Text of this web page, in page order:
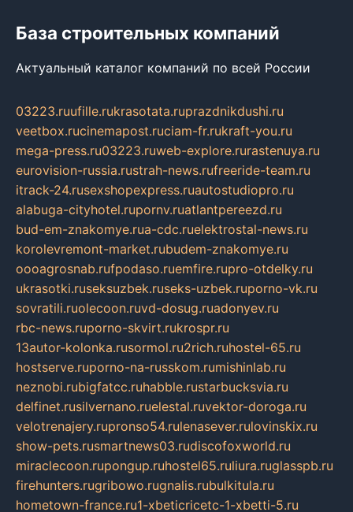
База строительных компаний
Актуальный каталог компаний по всей России
03223.ruufille.rukrasotata.ruprazdnikdushi.ru
veetbox.rucinemapost.ruciam-fr.rukraft-you.ru
mega-press.ru03223.ruweb-explore.rurastenuya.ru
eurovision-russia.rustrah-news.rufreeride-team.ru
itrack-24.rusexshopexpress.ruautostudiopro.ru
alabuga-cityhotel.rupornv.ruatlantpereezd.ru
bud-em-znakomye.rua-cdc.ruelektrostal-news.ru
korolevremont-market.rubudem-znakomye.ru
oooagrosnab.rufpodaso.ruemfire.rupro-otdelky.ru
ukrasotki.ruseksuzbek.ruseks-uzbek.ruporno-vk.ru
sovratili.ruolecoon.ruvd-dosug.ruadonyev.ru
rbc-news.ruporno-skvirt.rukrospr.ru
13autor-kolonka.rusormol.ru2rich.ruhostel-65.ru
hostserve.ruporno-na-russkom.rumishinlab.ru
neznobi.rubigfatcc.ruhabble.rustarbucksvia.ru
delfinet.rusilvernano.ruelestal.ruvektor-doroga.ru
velotrenajery.rupronso54.rulenasever.rulovinskix.ru
show-pets.rusmartnews03.rudiscofoxworld.ru
miraclecoon.rupongup.ruhostel65.ruliura.ruglasspb.ru
firehunters.rugribowo.rugnalis.rubulkitula.ru
hometown-france.ru1-xbeticricetc-1-xbetti-5.ru